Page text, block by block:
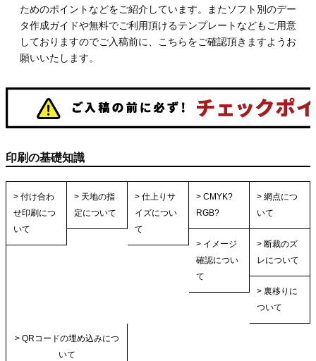
ためのポイントなどをご紹介しています。またソフト別のデー
タ作成ガイドや無料でご利用頂けるテンプレートなどもご用意
しておりますのでご入稿前に、こちらをご確認頂きますようお
願いいたします。
印刷の基礎知識
> 付け合わ
せ印刷につ
いて
> 天地の指
定について
> 仕上りサ
イズについ
て
> CMYK?
RGB?
> 網点につ
いて
> イメージ
確認につい
て
> 断裁のズ
レについて
> 裏移りに
ついて
> QRコードの埋め込みにつ
いて